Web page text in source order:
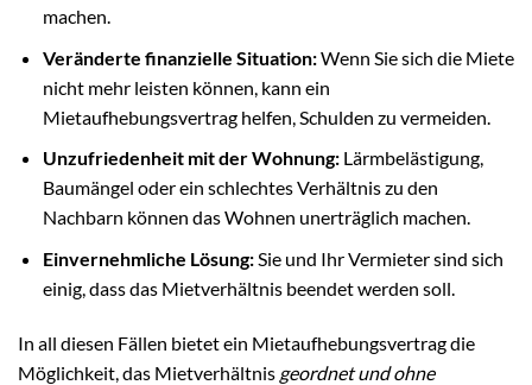
machen.
Veränderte finanzielle Situation:Wenn Sie sich die Miete
nicht mehr leisten können, kann ein
Mietaufhebungsvertrag helfen, Schulden zu vermeiden.
Unzufriedenheit mit der Wohnung:Lärmbelästigung,
Baumängel oder ein schlechtes Verhältnis zu den
Nachbarn können das Wohnen unerträglich machen.
Einvernehmliche Lösung:Sie und Ihr Vermieter sind sich
einig, dass das Mietverhältnis beendet werden soll.
In all diesen Fällen bietet ein Mietaufhebungsvertrag die
Möglichkeit, das Mietverhältnis geordnet und ohne